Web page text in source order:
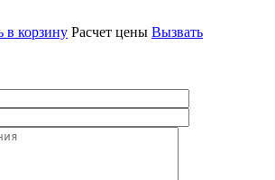
в корзину Расчет цены Вызвать